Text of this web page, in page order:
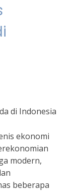
di Indonesia
ekonomi
modern,
beberapa